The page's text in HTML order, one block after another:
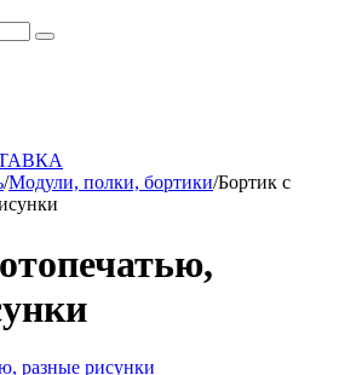
/Модули, полки, бортики/Бортик с